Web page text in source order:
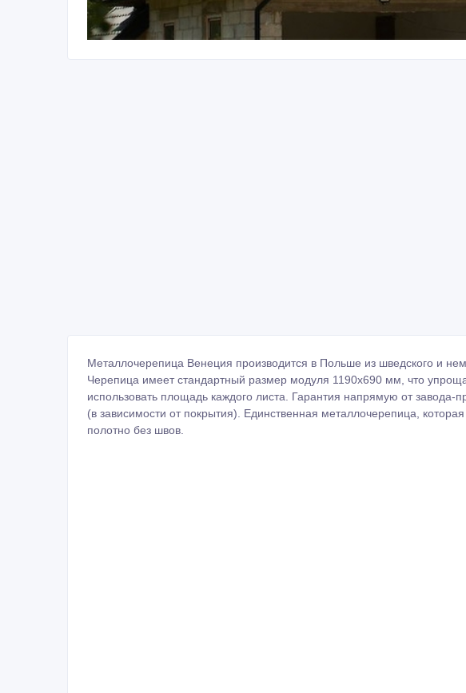
Металлочерепица Венеция производится в Польше из шведского и
Черепица имеет стандартный размер модуля 1190х690 мм, что
использовать площадь каждого листа. Гарантия напрямую от завода-
(в зависимости от покрытия). Единственная металлочерепица,
полотно без швов.